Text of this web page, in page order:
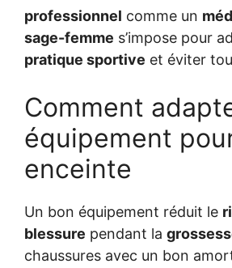
professionnel comme un
sage-femme s’impose pour
pratique sportive et éviter
Comment
équipement
enceinte
Un bon équipement réduit le
blessure pendant la
chaussures avec un bon